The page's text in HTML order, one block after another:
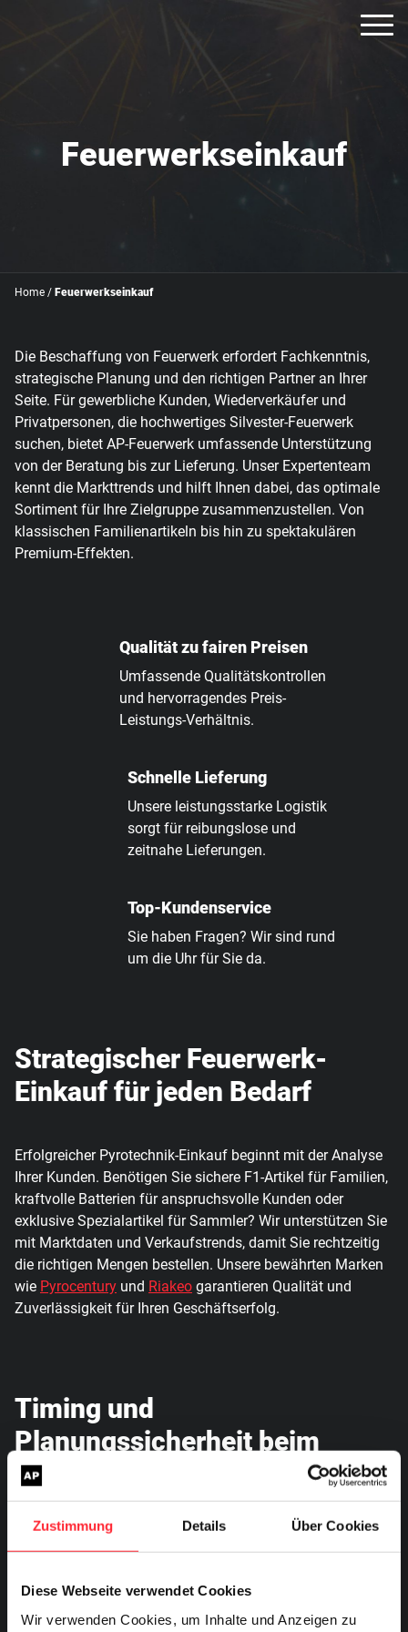
Zustimmung Details Über Cookies
Diese Webseite verwendet Cookies
Wir verwenden Cookies, um Inhalte und Anzeigen zu
Feuerwerkseinkauf
Home / Feuerwerkseinkauf
Die Beschaffung von Feuerwerk erfordert Fachkenntnis,
strategische Planung und den richtigen Partner an Ihrer
Seite. Für gewerbliche Kunden, Wiederverkäufer und
Privatpersonen, die hochwertiges Silvester-Feuerwerk
suchen, bietet AP-Feuerwerk umfassende Unterstützung
von der Beratung bis zur Lieferung. Unser Expertenteam
kennt die Markttrends und hilft Ihnen dabei, das optimale
Sortiment für Ihre Zielgruppe zusammenzustellen. Von
klassischen Familienartikeln bis hin zu spektakulären
Premium-Effekten.
Qualität zu fairen Preisen
Umfassende Qualitätskontrollen
und hervorragendes Preis-
Leistungs-Verhältnis.
Schnelle Lieferung
Unsere leistungsstarke Logistik
sorgt für reibungslose und
zeitnahe Lieferungen.
Top-Kundenservice
Sie haben Fragen? Wir sind rund
um die Uhr für Sie da.
Strategischer Feuerwerk-
Einkauf für jeden Bedarf
Erfolgreicher Pyrotechnik-Einkauf beginnt mit der Analyse
Ihrer Kunden. Benötigen Sie sichere F1-Artikel für Familien,
kraftvolle Batterien für anspruchsvolle Kunden oder
exklusive Spezialartikel für Sammler? Wir unterstützen Sie
mit Marktdaten und Verkaufstrends, damit Sie rechtzeitig
die richtigen Mengen bestellen. Unsere bewährten Marken
wie Pyrocentury und Riakeo garantieren Qualität und
Zuverlässigkeit für Ihren Geschäftserfolg.
Timing und
Planungssicherheit beim
Feuerwerk kaufen
Eine frühe Bestellung sichert Verfügbarkeit und
um Restbestände kämpfen, haben Sie bereits Ihr
Feuerwerk bietet flexible Nachbestellmöglichkeiten und